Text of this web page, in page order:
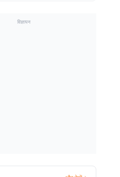
विज्ञापन